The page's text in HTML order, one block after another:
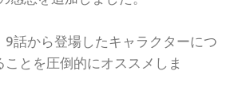
9話から登場したキャラクターにつ
とを圧倒的にオススメしま